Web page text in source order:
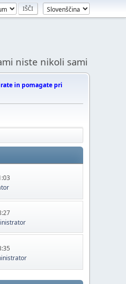
niste nikoli sami
in pomagate pri